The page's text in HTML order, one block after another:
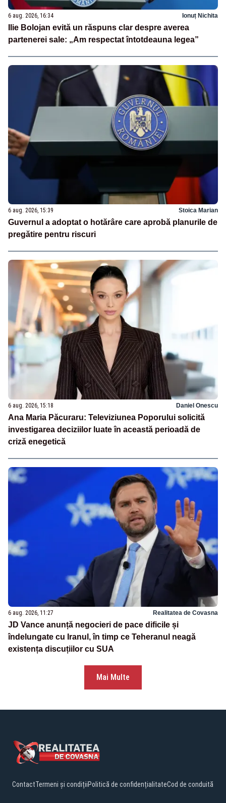
6 aug. 2026, 16:34 Ionuț Nichita
Ilie Bolojan evită un răspuns clar despre averea
partenerei sale: „Am respectat întotdeauna legea”
6 aug. 2026, 15:39 Stoica Marian
Guvernul a adoptat o hotărâre care aprobă planurile de
pregătire pentru riscuri
6 aug. 2026, 15:18 Daniel Onescu
Ana Maria Păcuraru: Televiziunea Poporului solicită
investigarea deciziilor luate în această perioadă de
criză enegetică
6 aug. 2026, 11:27 Realitatea de Covasna
JD Vance anunță negocieri de pace dificile și
îndelungate cu Iranul, în timp ce Teheranul neagă
existența discuțiilor cu SUA
Mai Multe
ContactTermeni și condițiiPolitică de confidențialitateCod de conduită